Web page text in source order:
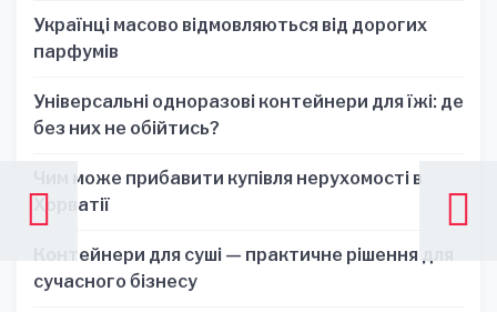
Українці масово відмовляються від дорогих
парфумів
Універсальні одноразові контейнери для їжі: де
без них не обійтись?
Чим може прибавити купівля нерухомості в
Хорватії
Контейнери для суші — практичне рішення для
сучасного бізнесу